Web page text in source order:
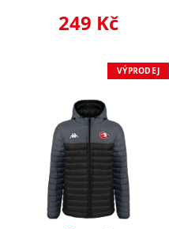
249 Kč
VÝPRODEJ